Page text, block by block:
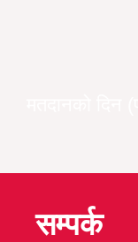
सम्पर्क